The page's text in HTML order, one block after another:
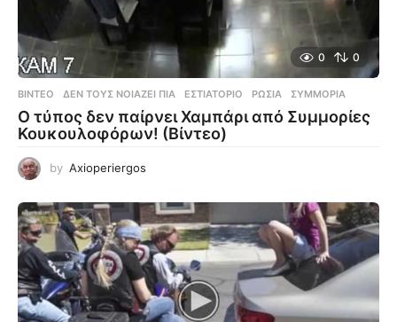
0 0
ΒΊΝΤΕΟ ΔΕΝ ΤΟΥΣ ΝΟΙΆΖΕΙ ΠΙΑ ,ΕΣΤΙΑΤΌΡΙΟ ,ΡΩΣΊΑ ,ΣΥΜΜΟΡΊΑ
Ο τύπος δεν παίρνει Χαμπάρι από Συμμορίες
Κουκουλοφόρων! (Βίντεο)
by Axioperiergos